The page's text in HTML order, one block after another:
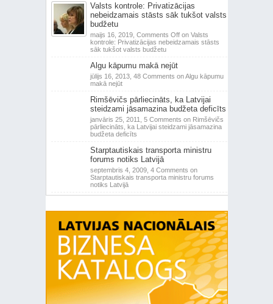
Valsts kontrole: Privatizācijas
nebeidzamais stāsts sāk tukšot valsts
budžetu
maijs 16, 2019, Comments Offon Valsts
kontrole: Privatizācijas nebeidzamais stāsts
sāk tukšot valsts budžetu
Algu kāpumu makā nejūt
jūlijs 16, 2013, 48 Comments on Algu kāpumu
makā nejūt
Rimšēvičs pārliecināts, ka Latvijai
steidzami jāsamazina budžeta deficīts
janvāris 25, 2011, 5 Comments on Rimšēvičs
pārliecināts, ka Latvijai steidzami jāsamazina
budžeta deficīts
Starptautiskais transporta ministru
forums notiks Latvijā
septembris 4, 2009, 4 Comments on
Starptautiskais transporta ministru forums
notiks Latvijā